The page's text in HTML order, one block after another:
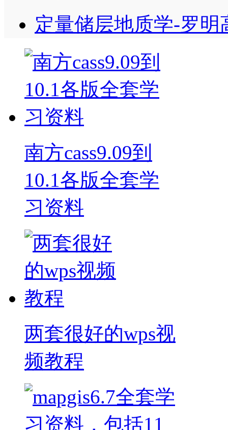
定量储层地质学-罗明
南方cass9.09到
10.1各版全套学
习资料
两套很好的wps视
频教程